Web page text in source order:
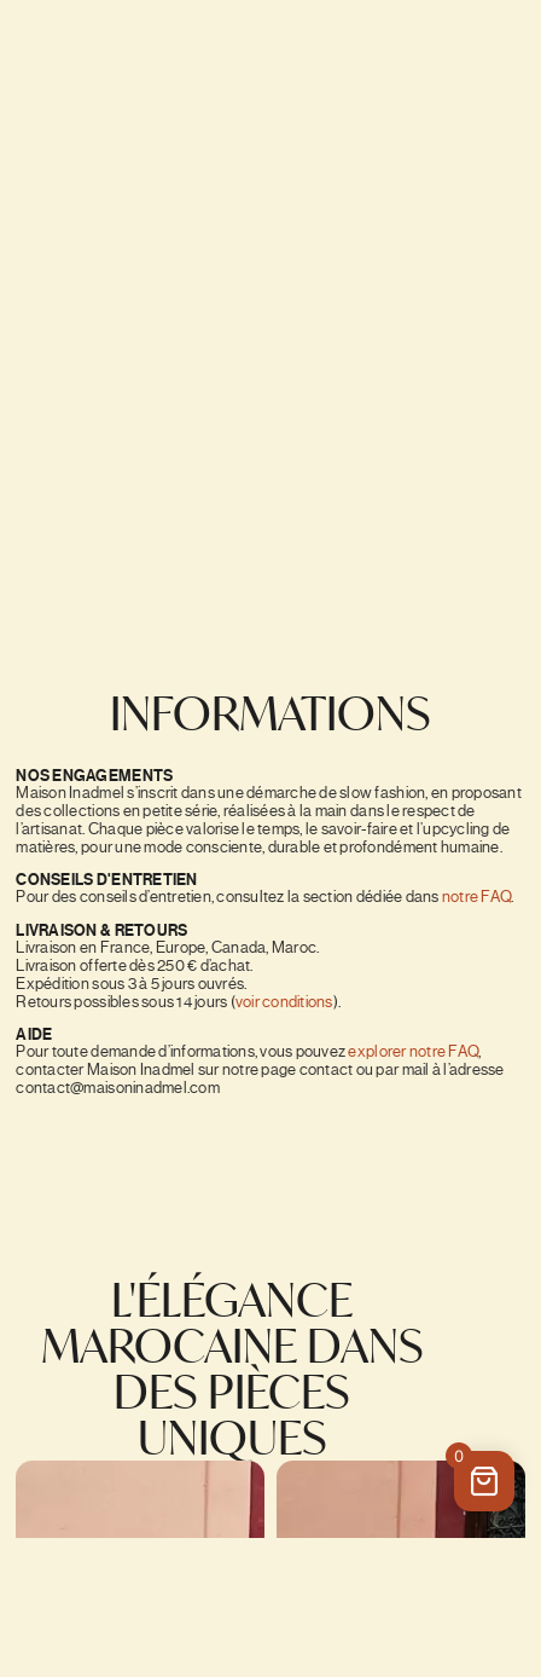
0
INFORMATIONS
NOS ENGAGEMENTS
Maison Inadmel s’inscrit dans une démarche de slow fashion, en proposant
des collections en petite série, réalisées à la main dans le respect de
l’artisanat. Chaque pièce valorise le temps, le savoir-faire et l’upcycling de
matières, pour une mode consciente, durable et profondément humaine.
CONSEILS D'ENTRETIEN
Pour des conseils d’entretien, consultez la section dédiée dans notre FAQ.
LIVRAISON & RETOURS
Livraison en France, Europe, Canada, Maroc.
Livraison offerte dès 250 € d’achat.
Expédition sous 3 à 5 jours ouvrés.
Retours possibles sous 14 jours (voir conditions).
AIDE
Pour toute demande d’informations, vous pouvezexplorer notre FAQ,
contacter Maison Inadmel sur notre page contact ou par mail à l’adresse
contact@maisoninadmel.com
L'ÉLÉGANCE
MAROCAINE DANS
DES PIÈCES
UNIQUES